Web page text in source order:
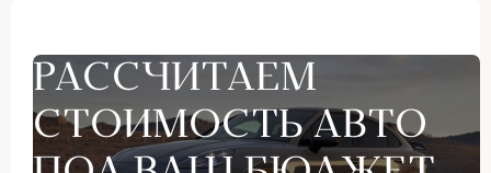
РАССЧИТАЕМ
СТОИМОСТЬ АВТО